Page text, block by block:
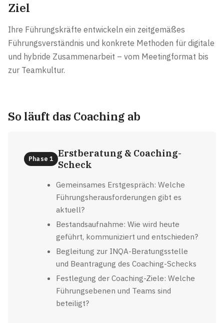
Ziel
Ihre Führungskräfte entwickeln ein zeitgemäßes
Führungsverständnis und konkrete Methoden für digitale
und hybride Zusammenarbeit – vom Meetingformat bis
zur Teamkultur.
So läuft das Coaching ab
Phase 1
Erstberatung & Coaching-
Scheck
Gemeinsames Erstgespräch: Welche
Führungsherausforderungen gibt es
aktuell?
Bestandsaufnahme: Wie wird heute
geführt, kommuniziert und entschieden?
Begleitung zur INQA-Beratungsstelle
und Beantragung des Coaching-Schecks
Festlegung der Coaching-Ziele: Welche
Führungsebenen und Teams sind
beteiligt?